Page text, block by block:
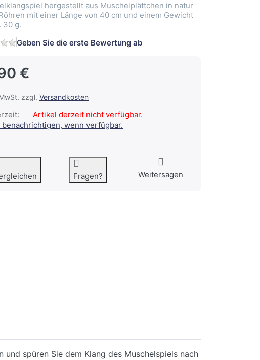
hergestellt aus Muschelplättchen in natur
mit einer Länge von 40 cm und einem Gewicht
30 g.
Geben Sie die erste Bewertung ab
€
zzgl. Versandkosten
Artikel derzeit nicht verfügbar.
benachrichtigen, wenn verfügbar.
Fragen? Weitersagen
spüren Sie dem Klang des Muschelspiels nach